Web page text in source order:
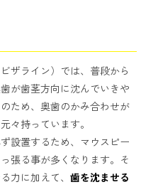
ザライン）では、普段から
が歯茎方向に沈んでいきや
ため、奥歯のかみ合わせが
々持っています。
設置するため、マウスピー
張る事が多くなります。そ
力に加えて、 歯を沈ませる